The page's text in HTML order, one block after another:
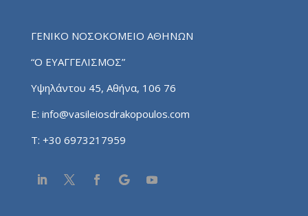
ΓΕΝΙΚΟ ΝΟΣΟΚΟΜΕΙΟ ΑΘΗΝΩΝ
“Ο ΕΥΑΓΓΕΛΙΣΜΟΣ”
Υψηλάντου 45, Αθήνα, 106 76
E: info@vasileiosdrakopoulos.com
T: +30 6973217959